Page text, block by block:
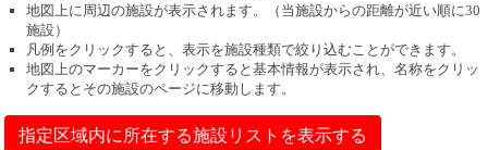
地図上に周辺の施設が表示されます。（当施設からの距離が近い順に30
施設）
凡例をクリックすると、表示を施設種類で絞り込むことができます。
地図上のマーカーをクリックすると基本情報が表示され、名称をクリッ
クするとその施設のページに移動します。
指定区域内に所在する施設リストを表示する